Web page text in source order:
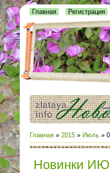
Главная Регистрация
Главная » 2015 » Июль »
Новинки